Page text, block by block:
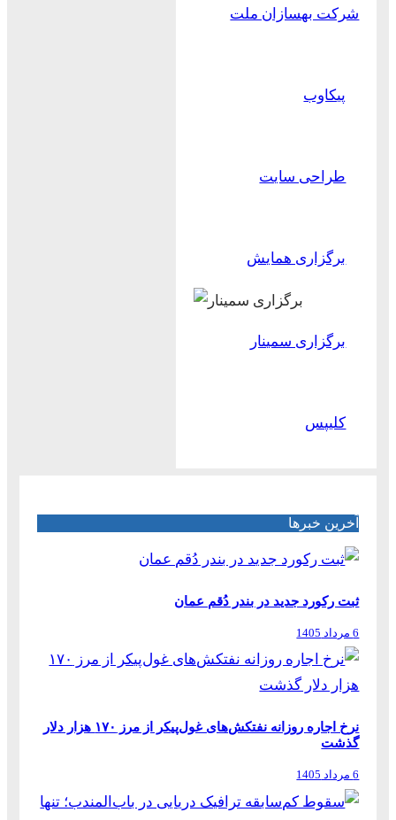
شرکت بهسازان ملت
پیکاوب
طراحی سایت
برگزاری همایش
برگزاری سمینار
کلیپس
آخرین خبرها
ثبت رکورد جدید در بندر دُقم عمان
6 مرداد 1405
نرخ اجاره روزانه نفتکش‌های غول‌پیکر از مرز ۱۷۰ هزار دلار
گذشت
6 مرداد 1405